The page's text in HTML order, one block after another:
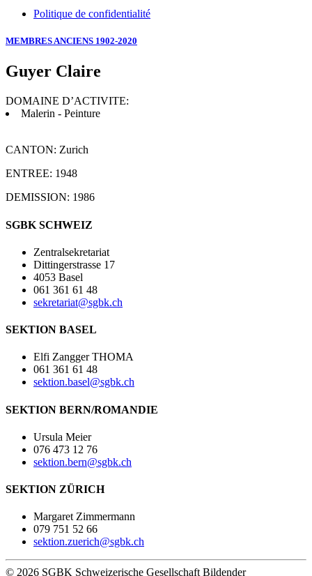
Politique de confidentialité
MEMBRES ANCIENS 1902-2020
Guyer Claire
DOMAINE D’ACTIVITE:
Malerin - Peinture
CANTON: Zurich
ENTREE: 1948
DEMISSION: 1986
SGBK SCHWEIZ
Zentralsekretariat
Dittingerstrasse 17
4053 Basel
061 361 61 48
sekretariat@sgbk.ch
SEKTION BASEL
Elfi Zangger THOMA
061 361 61 48
sektion.basel@sgbk.ch
SEKTION BERN/ROMANDIE
Ursula Meier
076 473 12 76
sektion.bern@sgbk.ch
SEKTION ZÜRICH
Margaret Zimmermann
079 751 52 66
sektion.zuerich@sgbk.ch
© 2026 SGBK Schweizerische Gesellschaft Bildender